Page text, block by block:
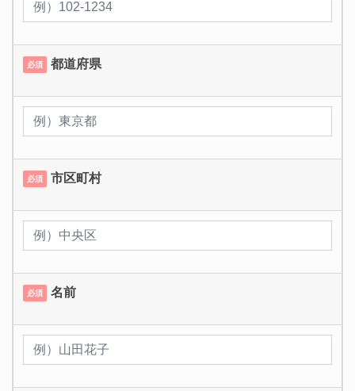
必須 都道府県
必須 市区町村
必須 名前